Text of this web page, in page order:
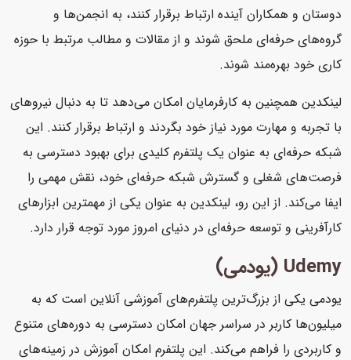
دوستان و همکاران آینده ارتباط برقرار کنند، به انجمن‌ها و
گروه‌های حرفه‌ای ملحق شوند و از مقالات و مطالب مرتبط با حوزه
کاری خود بهره‌مند شوند.
لینکدین همچنین به کارفرمایان امکان می‌دهد تا به دنبال نیروهای
با تجربه و مهارت مورد نیاز خود بگردند و ارتباط برقرار کنند. این
شبکه حرفه‌ای به عنوان یک پلتفرم کلیدی برای بهبود دسترسی به
فرصت‌های شغلی و گسترش شبکه حرفه‌ای خود، نقش مهمی را
ایفا می‌کند. از این رو، لینکدین به عنوان یکی از مهمترین ابزارهای
کارآفرینی و توسعه حرفه‌ای در دنیای امروز مورد توجه قرار دارد.
Udemy (یودمی)
یودمی یکی از بزرگ‌ترین پلتفرم‌های آموزشی آنلاین است که به
میلیون‌ها کاربر در سراسر جهان امکان دسترسی به دوره‌های متنوع
و کاربردی را فراهم می‌کند. این پلتفرم امکان آموزش در زمینه‌های